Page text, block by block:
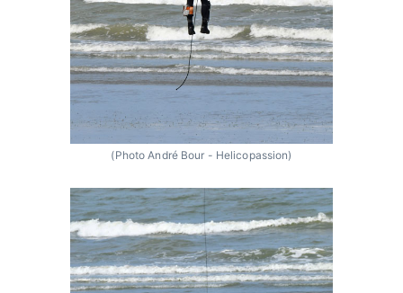
(Photo André Bour - Helicopassion)